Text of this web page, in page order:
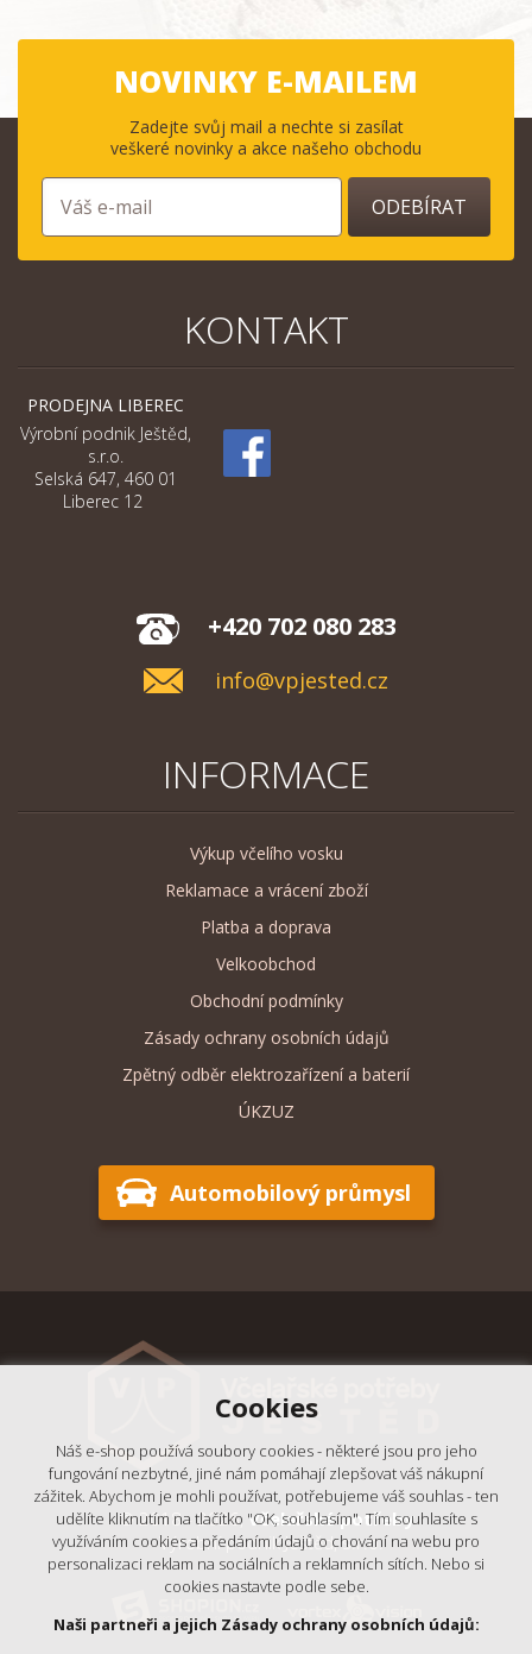
NOVINKY E-MAILEM
Zadejte svůj mail a nechte si zasílat
veškeré novinky a akce našeho obchodu
ODEBÍRAT
KONTAKT
PRODEJNA LIBEREC
Výrobní podnik Ještěd,
s.r.o.
Selská 647, 460 01
Liberec 12
+420 702 080 283
info@vpjested.cz
INFORMACE
Výkup včelího vosku
Reklamace a vrácení zboží
Platba a doprava
Velkoobchod
Obchodní podmínky
Zásady ochrany osobních údajů
Zpětný odběr elektrozařízení a baterií
ÚKZUZ
Automobilový průmysl
© 2018 - 2026, Včelařské potřeby
- Výrobní podnik Ještěd, s.r.o.
Cookies
Náš e-shop používá soubory cookies - některé jsou pro jeho
fungování nezbytné, jiné nám pomáhají zlepšovat váš nákupní
zážitek. Abychom je mohli používat, potřebujeme váš souhlas - ten
udělíte kliknutím na tlačítko "OK, souhlasím". Tím souhlasíte s
využíváním cookies a předáním údajů o chování na webu pro
personalizaci reklam na sociálních a reklamních sítích. Nebo si
cookies nastavte podle sebe.
Naši partneři a jejich Zásady ochrany osobních údajů: